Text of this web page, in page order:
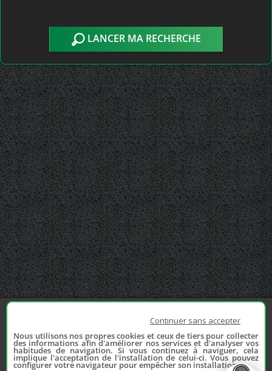
LANCER MA RECHERCHE
Continuer sans accepter
Nous utilisons nos propres cookies et ceux de tiers pour collecter
des informations afin d'améliorer nos services et d'analyser vos
habitudes de navigation. Si vous continuez à naviguer, cela
implique l'acceptation de l'installation de celui-ci. Vous pouvez
configurer votre navigateur pour empêcher son installation.